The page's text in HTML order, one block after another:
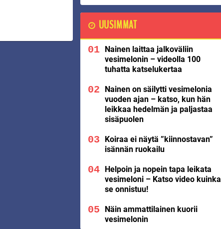
UUSIMMAT
Nainen laittaa jalkoväliin
vesimelonin – videolla 100
tuhatta katselukertaa
Nainen on säilytti vesimelonia
vuoden ajan – katso, kun hän
leikkaa hedelmän ja paljastaa
sisäpuolen
Koiraa ei näytä ”kiinnostavan”
isännän ruokailu
Helpoin ja nopein tapa leikata
vesimeloni – Katso video kuinka
se onnistuu!
Näin ammattilainen kuorii
vesimelonin